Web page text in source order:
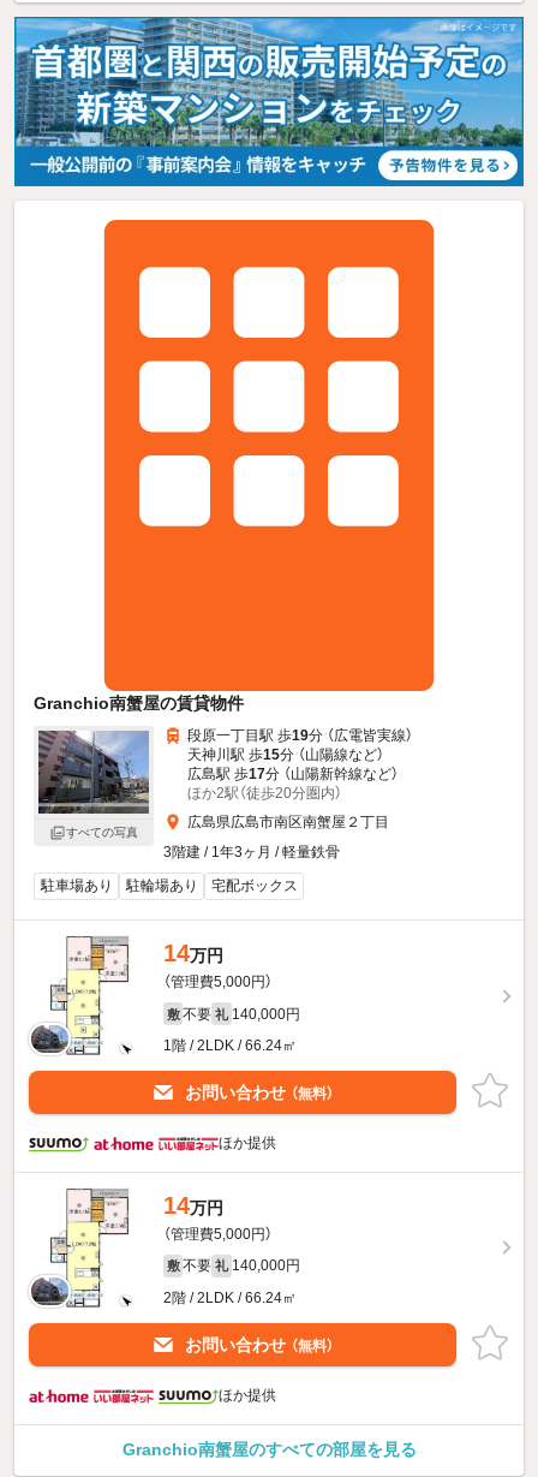
Granchio南蟹屋の賃貸物件
すべての写真
段原一丁目駅 歩19分 （広電皆実線）
天神川駅 歩15分 （山陽線など）
広島駅 歩17分 （山陽新幹線など）
ほか2駅（徒歩20分圏内）
広島県広島市南区南蟹屋２丁目
3階建 / 1年3ヶ月 / 軽量鉄骨
駐車場あり
駐輪場あり 宅配ボックス
14万円
（管理費5,000円）
敷 不要 礼 140,000円
1階 / 2LDK / 66.24㎡
お問い合わせ （無料）
ほか提供
14万円
（管理費5,000円）
敷 不要 礼 140,000円
2階 / 2LDK / 66.24㎡
お問い合わせ （無料）
ほか提供
Granchio南蟹屋のすべての部屋を見る